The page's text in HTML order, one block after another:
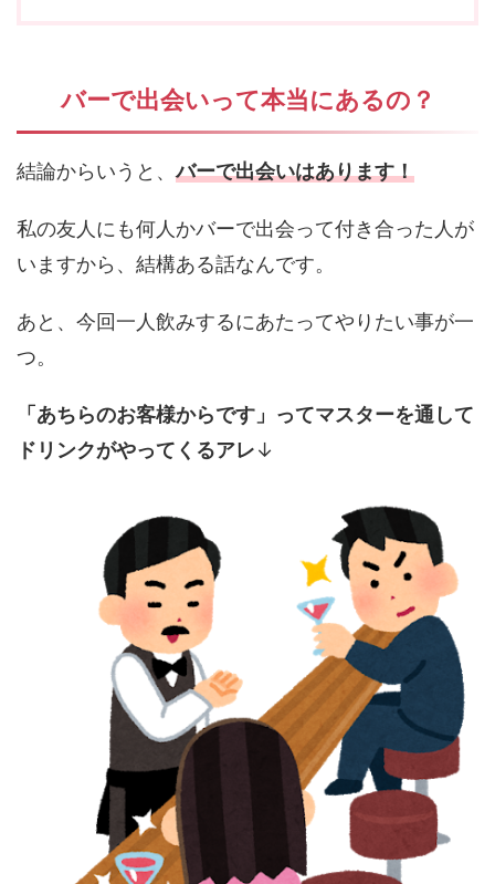
バーで出会いって本当にあるの？
結論からいうと、バーで出会いはあります！
私の友人にも何人かバーで出会って付き合った人が
いますから、結構ある話なんです。
あと、今回一人飲みするにあたってやりたい事が一
つ。
「あちらのお客様からです」ってマスターを通して
ドリンクがやってくるアレ↓